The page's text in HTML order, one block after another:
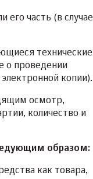
его часть (в случае
технические
о проведении
копии).
осмотр,
количество и
образом:
как товара,